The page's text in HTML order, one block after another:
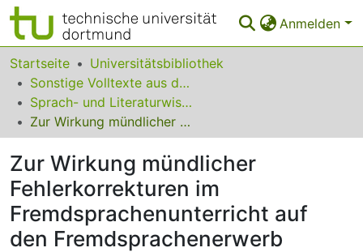
Anmelden
Bereiche & Sammlungen
Das gesamte Repositorium
Statistiken
FAQ
Leitlinien
Zurück zur Startseite
Startseite
Universitätsbibliothek
Sonstige Volltexte aus dem Bibliotheksangebot
Sprach- und Literaturwissenschaften
Zur Wirkung mündlicher Fehlerkorrekturen im Fremdsprachenunterricht auf den Fremdsprachenerwerb
Zur Wirkung mündlicher
Fehlerkorrekturen im
Fremdsprachenunterricht auf
den Fremdsprachenerwerb